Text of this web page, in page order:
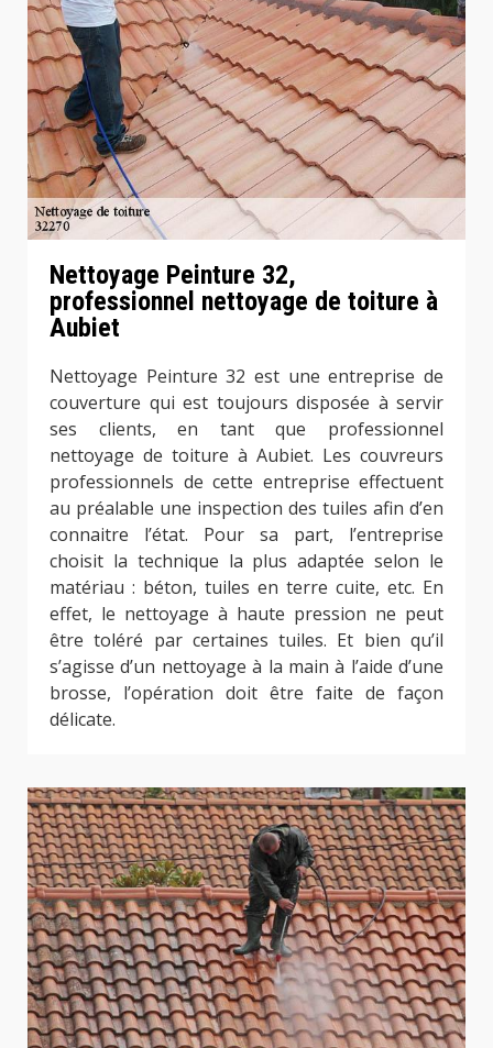
Nettoyage Peinture 32,
professionnel nettoyage de toiture à
Aubiet
Nettoyage Peinture 32 est une entreprise de
couverture qui est toujours disposée à servir
ses clients, en tant que professionnel
nettoyage de toiture à Aubiet. Les couvreurs
professionnels de cette entreprise effectuent
au préalable une inspection des tuiles afin d’en
connaitre l’état. Pour sa part, l’entreprise
choisit la technique la plus adaptée selon le
matériau : béton, tuiles en terre cuite, etc. En
effet, le nettoyage à haute pression ne peut
être toléré par certaines tuiles. Et bien qu’il
s’agisse d’un nettoyage à la main à l’aide d’une
brosse, l’opération doit être faite de façon
délicate.